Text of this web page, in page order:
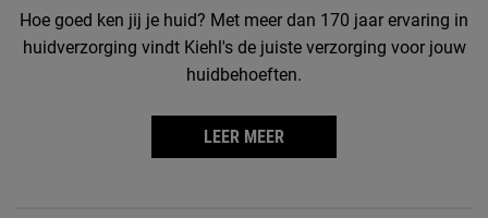
Hoe goed ken jij je huid? Met meer dan 170 jaar ervaring in
huidverzorging vindt Kiehl's de juiste verzorging voor jouw
huidbehoeften.
LEER MEER